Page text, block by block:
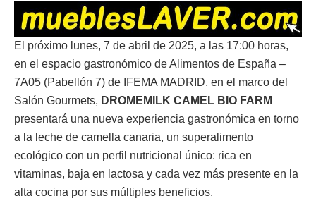
El próximo lunes, 7 de abril de 2025, a las 17:00 horas,
en el espacio gastronómico de Alimentos de España –
7A05 (Pabellón 7) de IFEMA MADRID, en el marco del
Salón Gourmets, DROMEMILK CAMEL BIO FARM
presentará una nueva experiencia gastronómica en torno
a la leche de camella canaria, un superalimento
ecológico con un perfil nutricional único: rica en
vitaminas, baja en lactosa y cada vez más presente en la
alta cocina por sus múltiples beneficios.